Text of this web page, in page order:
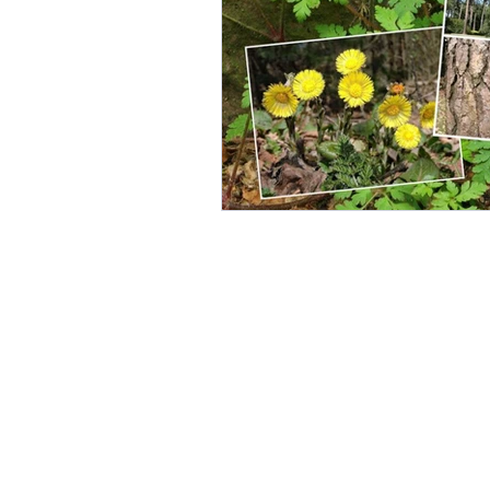
Gemeinschaftsgärten
Landwirte und Vereine um
Linzer Obstbaumgärten